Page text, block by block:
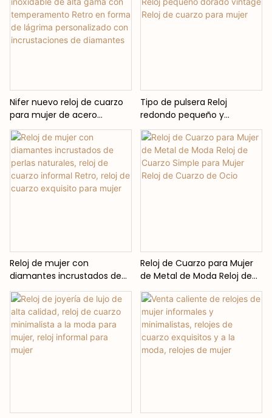
Nifer nuevo reloj de cuarzo
para mujer de acero
inoxidable de alta gama con
temperamento Retro en
forma de lágrima
personalizado con
incrustaciones de
diamantes
Tipo de pulsera Reloj
redondo pequeño y
exquisito Reloj pequeño
dorado vintage Reloj de
cuarzo para mujer
Reloj de mujer con
diamantes incrustados de
perlas naturales, reloj de
cuarzo informal Retro, reloj
de cuarzo exquisito para
mujer
Reloj de Cuarzo para Mujer
de Metal de Moda Reloj de
Cuarzo Simple para Mujer
Reloj de Cuarzo de Ocio